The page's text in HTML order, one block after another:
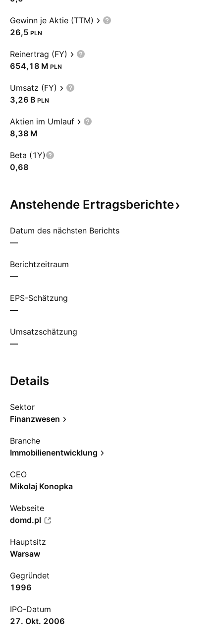
Gewinn je Aktie (TTM)
26,5 PLN
Reinertrag (FY)
‪654,18 M‬ PLN
Umsatz (FY)
‪3,26 B‬ PLN
Aktien im Umlauf
‪8,38 M‬
Beta (1Y)
0,68
Anstehende Ertragsberichte
Datum des nächsten Berichts
—
Berichtzeitraum
—
EPS-Schätzung
—
Umsatzschätzung
—
Details
Sektor
Finanzwesen
Branche
Immobilienentwicklung
CEO
Mikolaj Konopka
Webseite
domd.pl
Hauptsitz
Warsaw
Gegründet
1996
IPO-Datum
27. Okt. 2006